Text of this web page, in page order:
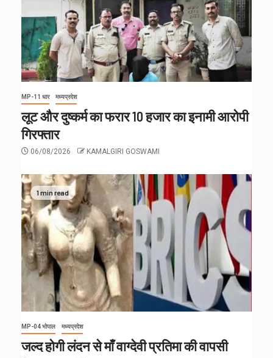
MP-11 धार मध्यप्रदेश
लूट और दुष्कर्म का फरार 10 हजार का इनामी आरोपी
गिरफ्तार
06/08/2026 KAMALGIRI GOSWAMI
1 min read
MP-04 भोपाल मध्यप्रदेश
जल्द होगी लंदन से माँ वाग्देवी प्रतिमा की वापसी